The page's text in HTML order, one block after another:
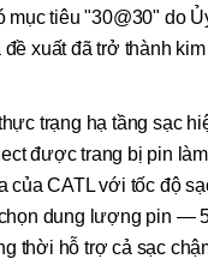
mục tiêu "30@30" do
xuất đã trở thành
trạng hạ tầng sạc
được trang bị pin
của CATL với tốc độ
dung lượng pin —
thời hỗ trợ cả sạc